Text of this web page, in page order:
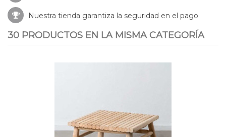
Nuestra tienda garantiza la seguridad en el pago
30 PRODUCTOS EN LA MISMA CATEGORÍA